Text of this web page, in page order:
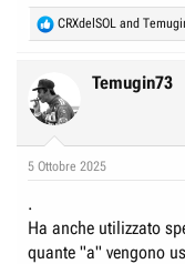
R
e
t
i
s
CRXdelSOL and
Temugin73
5 Ottobre 2025
.
Ha anche utilizzato
quante "a" vengono